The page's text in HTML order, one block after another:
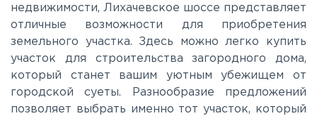
Новорязанское
Носовихинское
Пятницкое
недвижимости, Лихачевское шоссе представляет
отличные возможности для приобретения
земельного участка. Здесь можно легко купить
участок для строительства загородного дома,
который станет вашим уютным убежищем от
городской суеты. Разнообразие предложений
позволяет выбрать именно тот участок, который